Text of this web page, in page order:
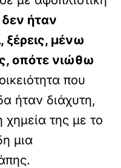
ήταν
ξέρεις, μένω
οπότε νιώθω
που
ήταν διάχυτη,
της με το
μια